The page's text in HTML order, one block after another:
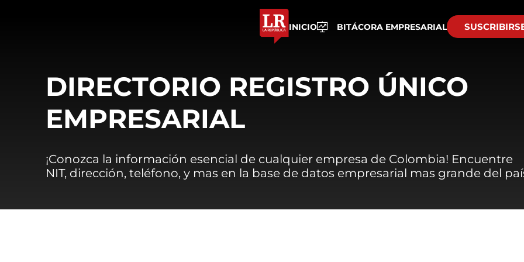
INICIO BITÁCORA EMPRESARIAL
DIRECTORIO REGISTRO ÚNICO
EMPRESARIAL
¡Conozca la información esencial de cualquier empresa de Colombia! Encuentre
NIT, dirección, teléfono, y mas en la base de datos empresarial mas grande del